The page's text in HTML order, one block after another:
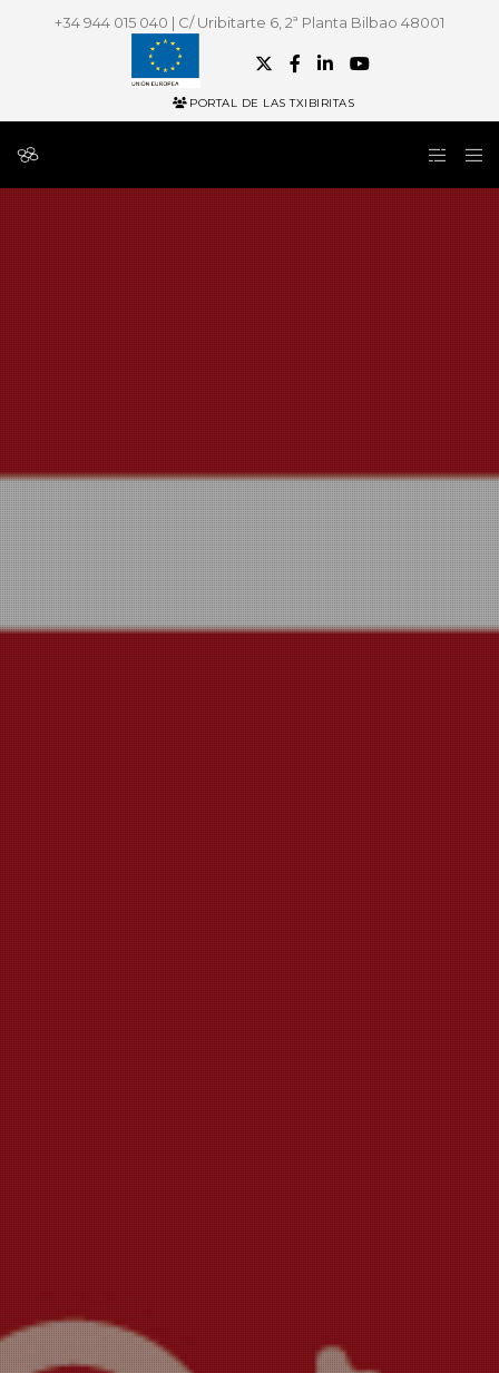
+34 944 015 040 | C/ Uribitarte 6, 2ª Planta Bilbao 48001
PORTAL DE LAS TXIBIRITAS